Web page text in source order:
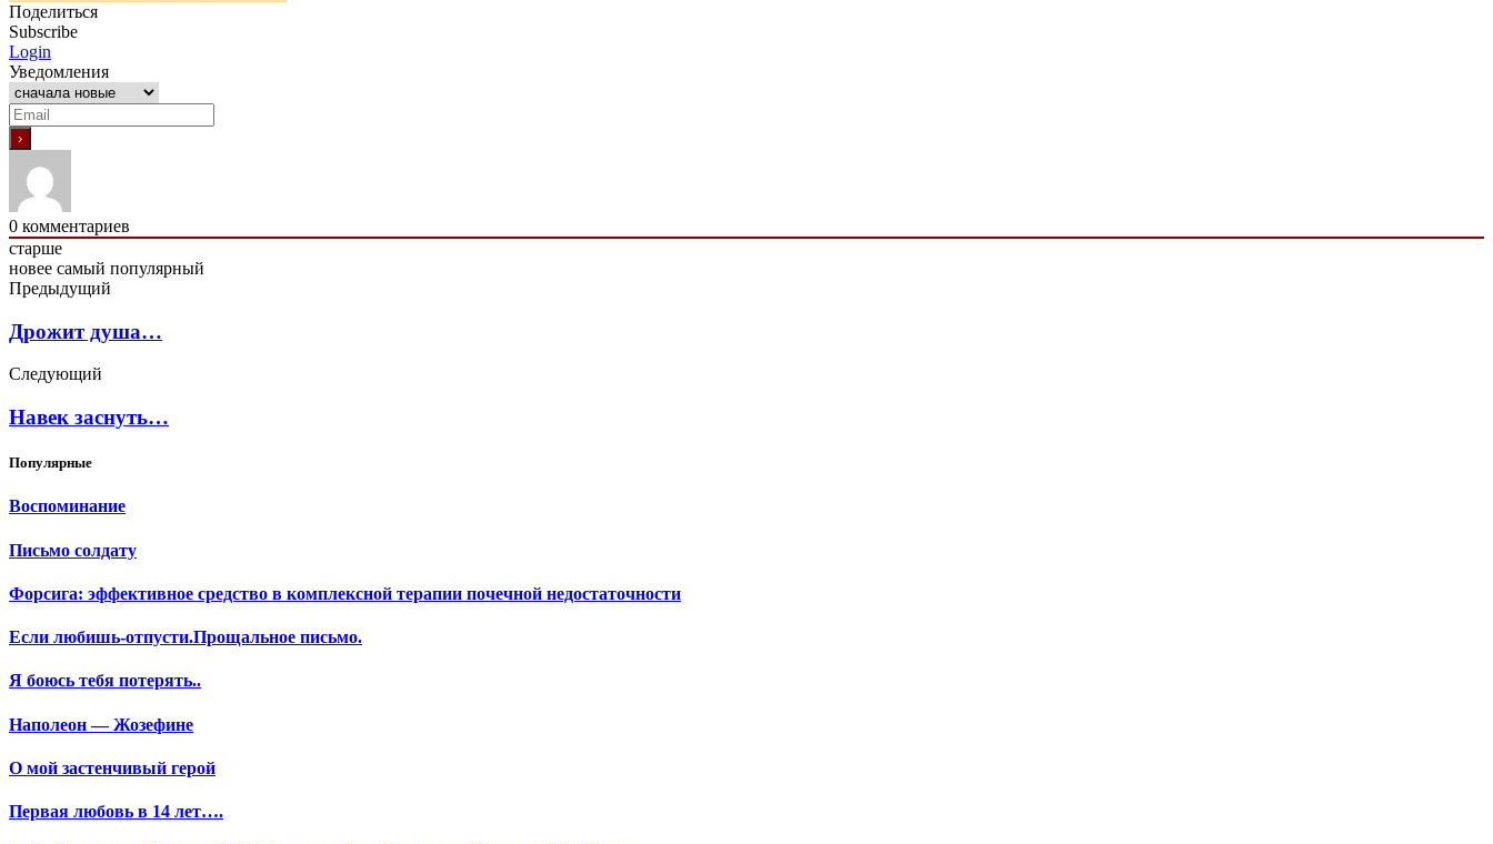
Поделиться
Subscribe
Login
Уведомления
0 комментариев
старше
новее самый популярный
Предыдущий
Дрожит душа…
Следующий
Навек заснуть…
Популярные
Воспоминание
Письмо солдату
Форсига: эффективное средство в комплексной терапии почечной недостаточности
Если любишь-отпусти.Прощальное письмо.
Я боюсь тебя потерять..
Наполеон — Жозефине
О мой застенчивый герой
Первая любовь в 14 лет….